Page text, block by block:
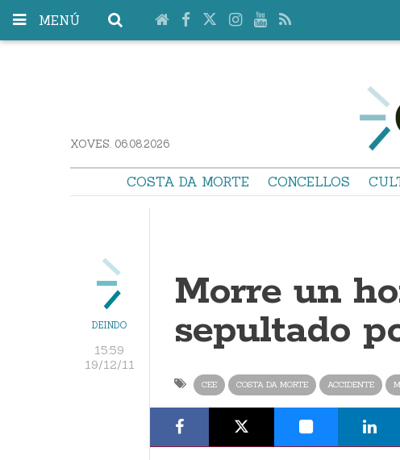
MENÚ
XOVES. 06.08.2026
COSTA DA MORTE CONCELLOS
DEINDO
15:59
19/12/11
Morre un
sepultado
CEE COSTA DA MORTE ACCIDENTE